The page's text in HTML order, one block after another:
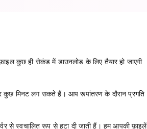
कुछ ही सेकंड में डाउनलोड के लिए तैयार हो जाएगी
मिनट लग सकते हैं। आप रूपांतरण के दौरान प्रगति
से स्वचालित रूप से हटा दी जाती हैं। हम आपकी फ़ाइलें